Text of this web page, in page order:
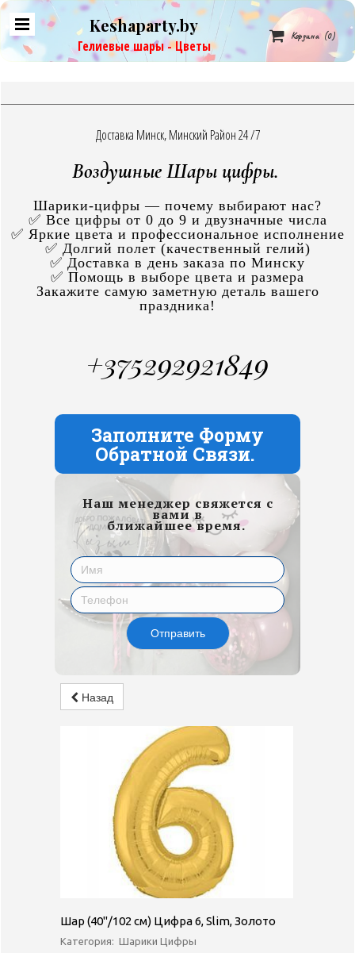
Keshaparty.by
Гелиевые шары - Цветы
 Корзина (0)
Доставка Минск, Минский Район 24 /7
Воздушные Шары цифры.
Шарики-цифры — почему выбирают нас?
✅ Все цифры от 0 до 9 и двузначные числа
✅ Яркие цвета и профессиональное исполнение
✅ Долгий полет (качественный гелий)
✅ Доставка в день заказа по Минску
✅ Помощь в выборе цвета и размера
Закажите самую заметную деталь вашего
праздника!
+375292921849
Заполните Форму
Обратной Связи.
Наш менеджер свяжется с
вами в
ближайшее время.
Отправить
Назад
Шар (40''/102 см) Цифра 6, Slim, Золото
Категория: Шарики Цифры